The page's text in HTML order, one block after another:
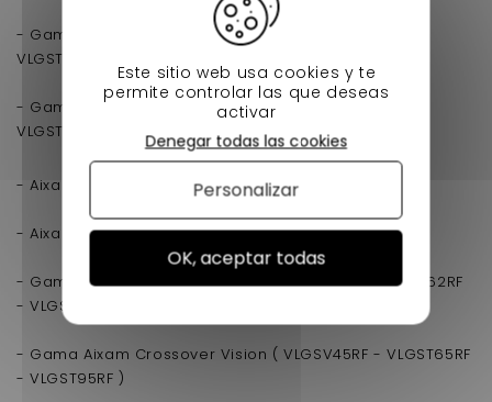
- Gama Aixam Crossline Impulsion ( VLGSV42AF -
VLGST62AF - VLGST92AF )
- Gama Aixam Crossover Impulsion ( VLGSV45AF -
VLGST65AF - VLGST95AF )
- Aixam City de la gama Vision ( VLGSV43RF )
- Aixam Vision Coupé ( VLGSV41RF )
- Gama Aixam Crossline Vision ( VLGSV42RF - VLGST62RF
- VLGST92RF )
- Gama Aixam Crossover Vision ( VLGSV45RF - VLGST65RF
- VLGST95RF )
Este sitio web usa cookies y te
permite controlar las que deseas
activar
OK, aceptar todas
Denegar todas las cookies
Personalizar